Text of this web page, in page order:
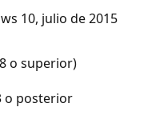
10, julio de 2015
o superior)
o posterior